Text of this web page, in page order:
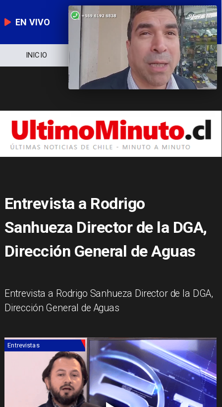
EN VIVO
NOTICIERO POLÍTICA ECONOMÍA
Entrevista a Rodrigo
Sanhueza Director de la DGA,
Dirección General de Aguas
​Entrevista a Rodrigo Sanhueza Director de la DGA,
Dirección General de Aguas
Entrevistas